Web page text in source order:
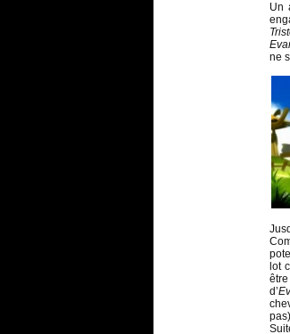
Un
ne
lot
d’